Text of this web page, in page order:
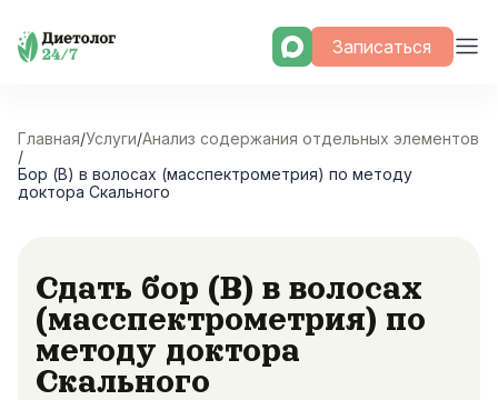
Skip
Записаться
Главная/Услуги/Анализ содержания отдельных элементов
/
Бор (B) в волосах (масспектрометрия) по методу
доктора Скального
Сдать бор (B) в волосах
(масспектрометрия) по
методу доктора
Скального